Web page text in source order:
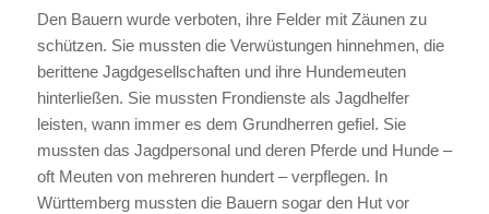
Den Bauern wurde verboten, ihre Felder mit Zäunen zu
schützen. Sie mussten die Verwüstungen hinnehmen, die
berittene Jagdgesellschaften und ihre Hundemeuten
hinterließen. Sie mussten Frondienste als Jagdhelfer
leisten, wann immer es dem Grundherren gefiel. Sie
mussten das Jagdpersonal und deren Pferde und Hunde –
oft Meuten von mehreren hundert – verpflegen. In
Württemberg mussten die Bauern sogar den Hut vor